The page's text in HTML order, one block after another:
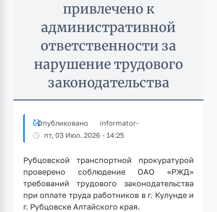
привлечено к
административной
ответственности за
нарушение трудового
законодательства
Опубликовано informator-
пт, 03 Июл. 2026 - 14:25
Рубцовской транспортной прокуратурой
проверено соблюдение ОАО «РЖД»
требований трудового законодательства
при оплате труда работников в г. Кулунде и
г. Рубцовске Алтайского края.